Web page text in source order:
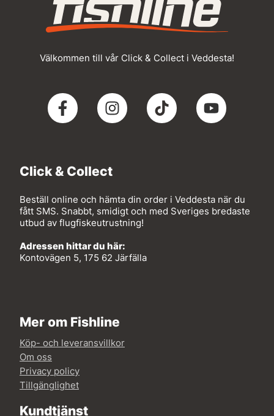
Välkommen till vår Click & Collect i Veddesta!
Click & Collect
Beställ online och hämta din order i Veddesta när du
fått SMS. Snabbt, smidigt och med Sveriges bredaste
utbud av flugfiskeutrustning!
Adressen hittar du här:
Kontovägen 5, 175 62 Järfälla
Mer om Fishline
Köp- och leveransvillkor
Om oss
Privacy policy
Tillgänglighet
Kundtjänst